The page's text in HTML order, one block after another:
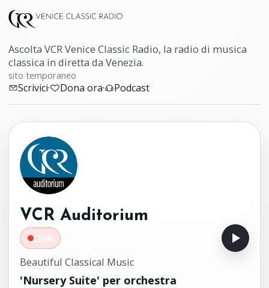
Ascolta VCR Venice Classic Radio, la radio di musica
classica in diretta da Venezia.
sito temporaneo
Scrivici· Dona ora· Podcast
VCR Auditorium
LIVE
Beautiful Classical Music
'Nursery Suite' per orchestra